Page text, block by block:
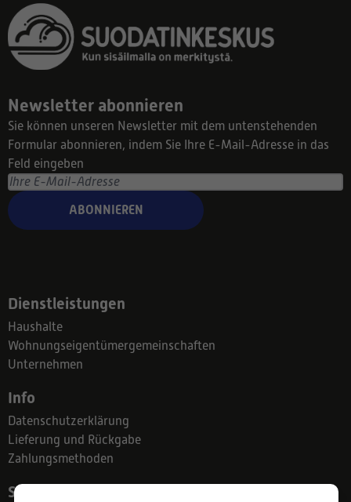
Newsletter abonnieren
Sie können unseren Newsletter mit dem untenstehenden
Formular abonnieren, indem Sie Ihre E-Mail-Adresse in das
Feld eingeben
ABONNIEREN
Dienstleistungen
Haushalte
Wohnungseigentümergemeinschaften
Unternehmen
Info
Datenschutzerklärung
Lieferung und Rückgabe
Zahlungsmethoden
Suodatinkeskus